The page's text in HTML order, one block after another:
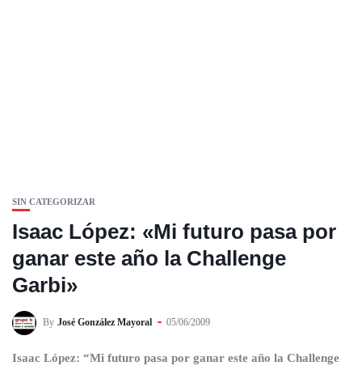
SIN CATEGORIZAR
Isaac López: «Mi futuro pasa por
ganar este año la Challenge
Garbi»
By José González Mayoral 05/06/2009
Isaac López: “Mi futuro pasa por ganar este año la Challenge